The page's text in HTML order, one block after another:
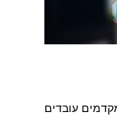
עובדים